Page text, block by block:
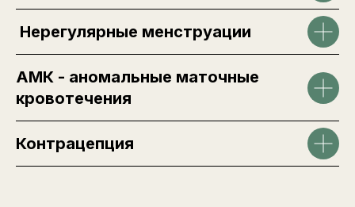
Нерегулярные менструации
АМК - аномальные маточные
кровотечения
Контрацепция